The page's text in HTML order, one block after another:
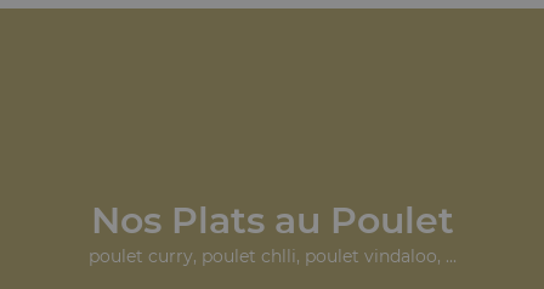
Nos Plats au Poulet
poulet curry, poulet chlli, poulet vindaloo, ...